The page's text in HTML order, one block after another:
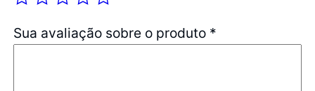
Sua avaliação sobre o produto *